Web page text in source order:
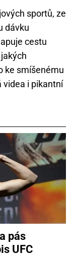
sportů, ze
dávku
cestu
ke smíšenému
videa i pikantní
pás
UFC